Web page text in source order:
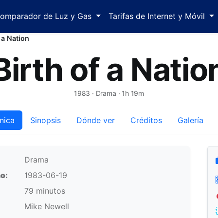
de Luz y Gas Tarifas de Internet y Móvil
Nation
of a
1983 · Drama · 1h 19m
Sinopsis Dónde ver Créditos Galería
Drama
1983-06-19
79 minutos
Mike Newell